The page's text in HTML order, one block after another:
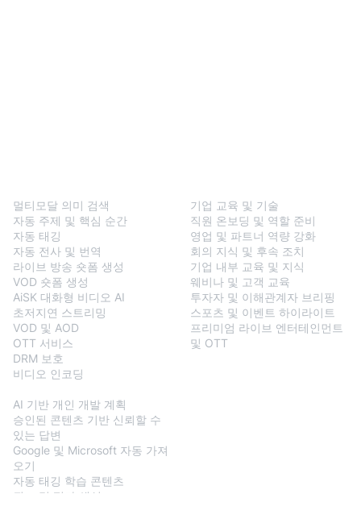
멀티모달 의미 검색
자동 주제 및 핵심 순간
자동 태깅
자동 전사 및 번역
라이브 방송 숏폼 생성
VOD 숏폼 생성
AiSK 대화형 비디오 AI
초저지연 스트리밍
VOD 및 AOD
OTT 서비스
DRM 보호
비디오 인코딩
AI 기반 개인 개발 계획
승인된 콘텐츠 기반 신뢰할 수
있는 답변
Google 및 Microsoft 자동 가져
오기
자동 태깅 학습 콘텐츠
퀴즈 및 평가 생성
기업 교육 및 기술
직원 온보딩 및 역할 준비
영업 및 파트너 역량 강화
회의 지식 및 후속 조치
기업 내부 교육 및 지식
웨비나 및 고객 교육
투자자 및 이해관계자 브리핑
스포츠 및 이벤트 하이라이트
프리미엄 라이브 엔터테인먼트
및 OTT